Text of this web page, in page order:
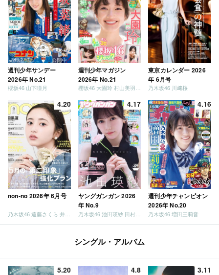
週刊少年サンデー
2026年 No.21
櫻坂46 山下瞳月
週刊少年マガジン
2026年 No.21
東京カレンダー 2026
年 6月号
乃木坂46 川﨑桜
4.20
non-no 2026年 6月号
4.17
ヤングガンガン 2026
年 No.9
乃木坂46 池田瑛紗 田村真佑
4.16
週刊少年チャンピオン
2026年 No.20
乃木坂46 増田三莉音
シングル・アルバム
5.20 4.8 3.11